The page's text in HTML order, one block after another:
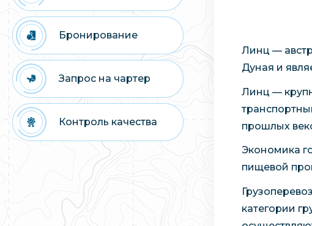
Бронирование
Запрос на чартер
Контроль качества
Линц —
Дуная и
Линц —
прошлых
Экономика
пищевой
категории